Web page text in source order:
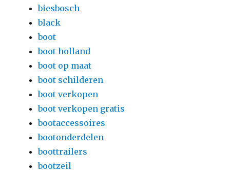
biesbosch
black
boot
boot holland
boot op maat
boot schilderen
boot verkopen
boot verkopen gratis
bootaccessoires
bootonderdelen
boottrailers
bootzeil